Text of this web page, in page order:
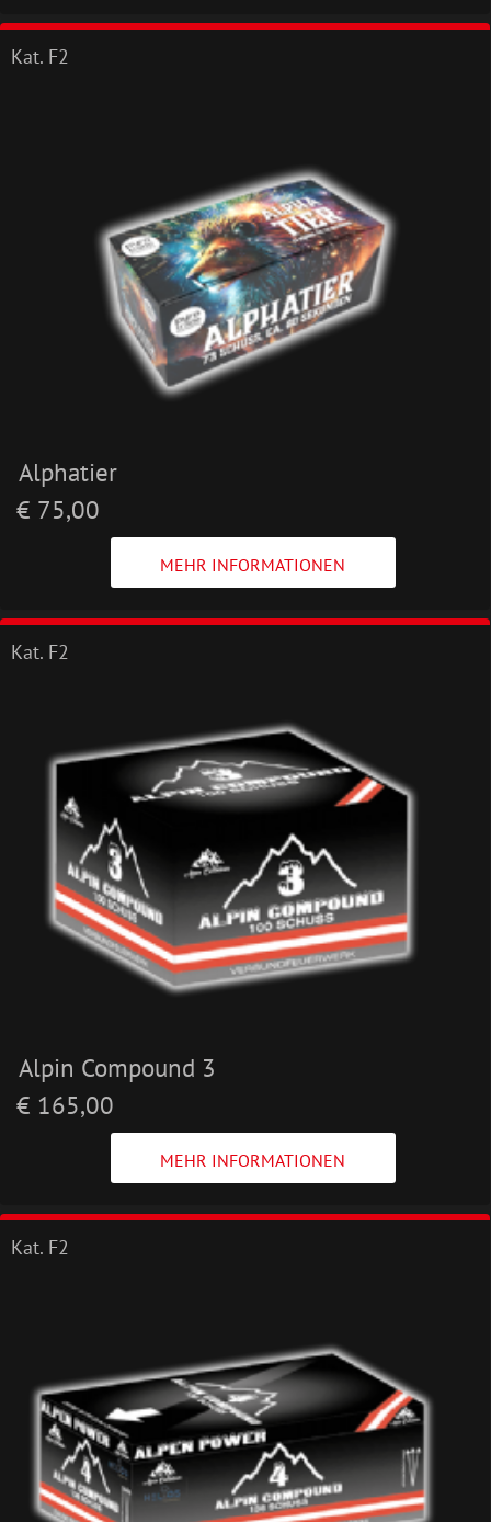
Kat. F2
Alphatier
€ 75,00
MEHR INFORMATIONEN
Kat. F2
Alpin Compound 3
€ 165,00
MEHR INFORMATIONEN
Kat. F2